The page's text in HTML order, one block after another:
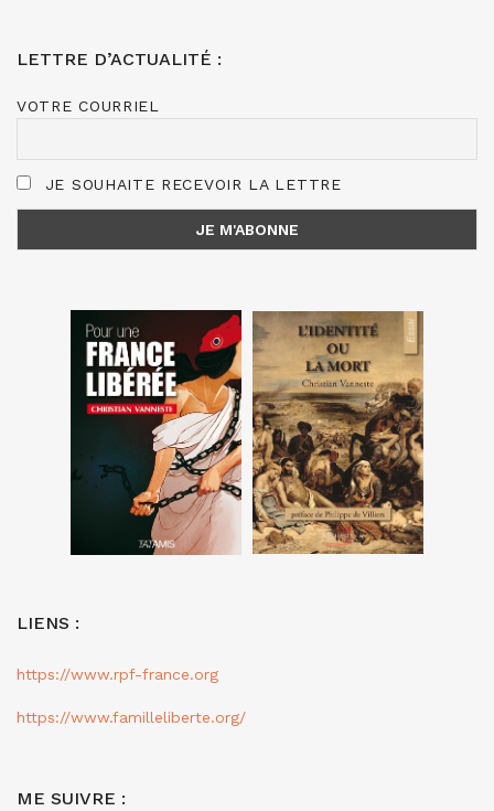
LETTRE D’ACTUALITÉ :
VOTRE COURRIEL
JE SOUHAITE RECEVOIR LA LETTRE
LIENS :
https://www.rpf-france.org
https://www.familleliberte.org/
ME SUIVRE :